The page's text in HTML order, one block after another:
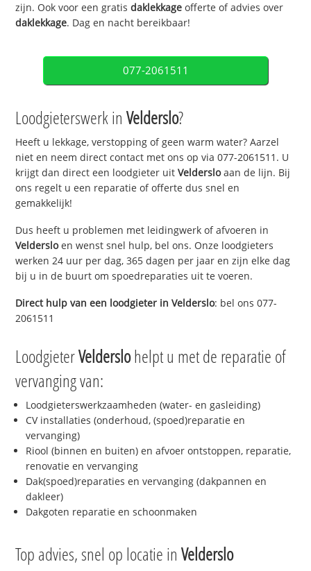
zijn. Ook voor een gratisdaklekkage offerte of advies over
daklekkage. Dag en nacht bereikbaar!
077-2061511
Loodgieterswerk inVelderslo?
Heeft u lekkage, verstopping of geen warm water? Aarzel
niet en neem direct contact met ons op via 077-2061511. U
krijgt dan direct een loodgieter uitVeldersloaan de lijn. Bij
ons regelt u een reparatie of offerte dus snel en
gemakkelijk!
Dus heeft u problemen met leidingwerk of afvoeren in
Veldersloen wenst snel hulp, bel ons. Onze loodgieters
werken 24 uur per dag, 365 dagen per jaar en zijn elke dag
bij u in de buurt om spoedreparaties uit te voeren.
Direct hulp van een loodgieter inVelderslo: bel ons 077-
2061511
LoodgieterVelderslohelpt u met de reparatie of
vervanging van:
Loodgieterswerkzaamheden (water- en gasleiding)
CV installaties (onderhoud, (spoed)reparatie en
vervanging)
Riool (binnen en buiten) en afvoer ontstoppen, reparatie,
renovatie en vervanging
Dak(spoed)reparaties en vervanging (dakpannen en
dakleer)
Dakgoten reparatie en schoonmaken
Top advies, snel op locatie inVelderslo